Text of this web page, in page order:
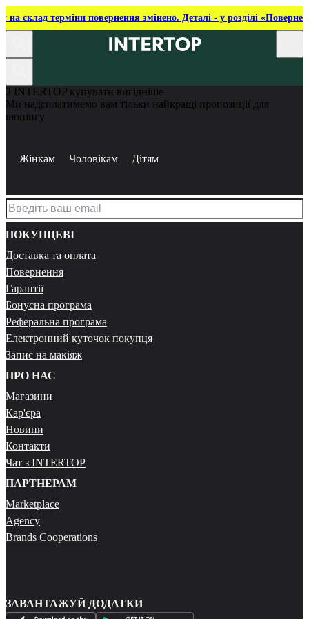
на склад терміни повернення змінено. Деталі - у розділі
З INTERTOP купувати вигідніше
Ми надсилатимемо вам тільки найкращі пропозиції для
шопінгу
Жінкам Чоловікам Дітям
ПОКУПЦЕВІ
Доставка та оплата
Повернення
Гарантії
Бонусна програма
Реферальна програма
Електронний куточок покупця
Запис на макіяж
ПРО НАС
Магазини
Кар'єра
Новини
Контакти
Чат з INTERTOP
ПАРТНЕРАМ
Marketplace
Agency
Brands Cooperations
ЗАВАНТАЖУЙ ДОДАТКИ